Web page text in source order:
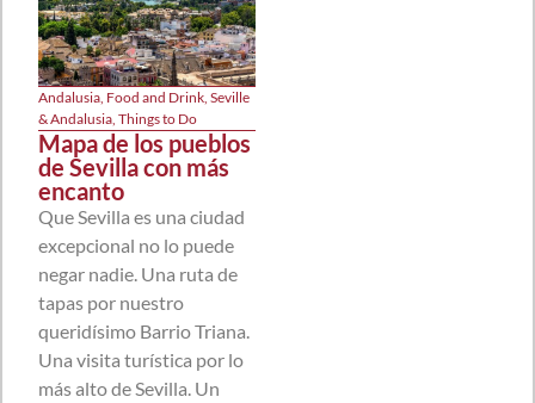
Andalusia, Food and Drink, Seville
& Andalusia, Things to Do
Mapa de los pueblos
de Sevilla con más
encanto
Que Sevilla es una ciudad
excepcional no lo puede
negar nadie. Una ruta de
tapas por nuestro
queridísimo Barrio Triana.
Una visita turística por lo
más alto de Sevilla. Un